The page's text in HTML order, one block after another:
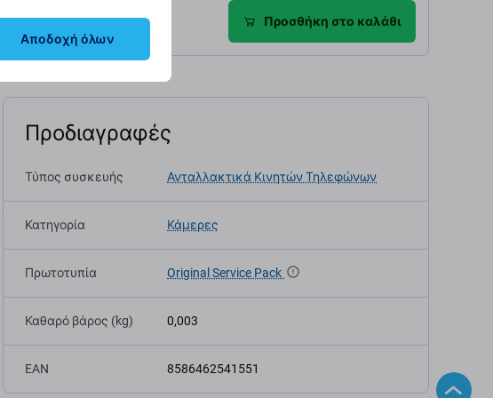
και επιστροφές Προσθήκη στο καλάθι
Προδιαγραφές
Τύπος συσκευής Ανταλλακτικά Κινητών Τηλεφώνων
Κατηγορία Κάμερες
Πρωτοτυπία Original Service Pack
Καθαρό βάρος (kg) 0,003
EAN 8586462541551
Αποδοχή όλων